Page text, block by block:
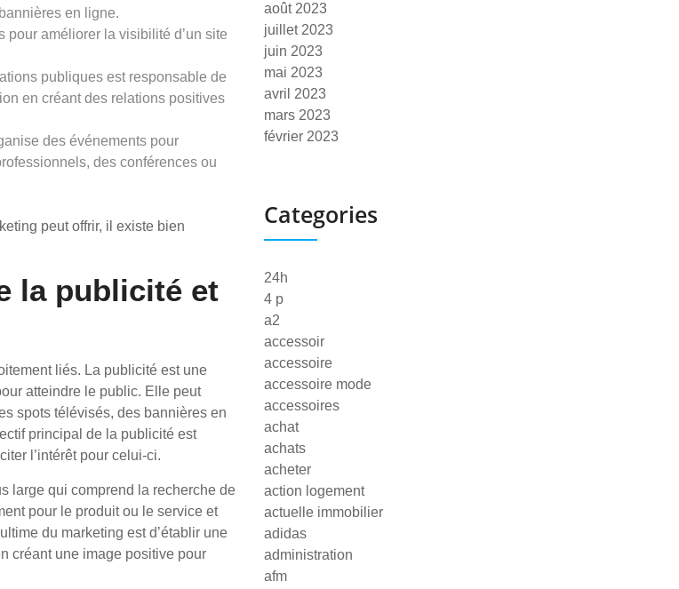
en ligne.
améliorer la visibilité d’un site
publiques est responsable de
en créant des relations positives
des événements pour
des conférences ou
peut offrir, il existe bien
la publicité et
liés. La publicité est une
atteindre le public. Elle peut
spots télévisés, des bannières en
principal de la publicité est
l’intérêt pour celui-ci.
large qui comprend la recherche de
pour le produit ou le service et
du marketing est d’établir une
créant une image positive pour
août 2023
juillet 2023
juin 2023
mai 2023
avril 2023
mars 2023
février 2023
Categories
24h
4 p
a2
accessoir
accessoire
accessoire mode
accessoires
achat
achats
acheter
action logement
actuelle immobilier
adidas
administration
afm